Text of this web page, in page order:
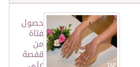
حصول
فتاة
من
قفصة